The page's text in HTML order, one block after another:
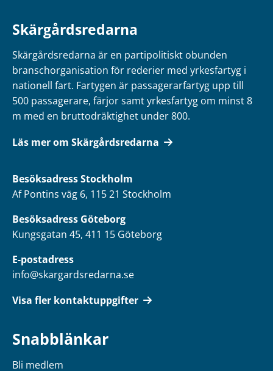
Skärgårdsredarna
Skärgårdsredarna är en partipolitiskt obunden
branschorganisation för rederier med yrkesfartyg i
nationell fart. Fartygen är passagerarfartyg upp till
500 passagerare, färjor samt yrkesfartyg om minst 8
m med en bruttodräktighet under 800.
Läs mer om Skärgårdsredarna
BesöksadressStockholm
Af Pontins väg 6, 115 21 Stockholm
Besöksadress Göteborg
Kungsgatan 45, 411 15 Göteborg
E-postadress
info@skargardsredarna.se
Visa fler kontaktuppgifter
Snabblänkar
Bli medlem